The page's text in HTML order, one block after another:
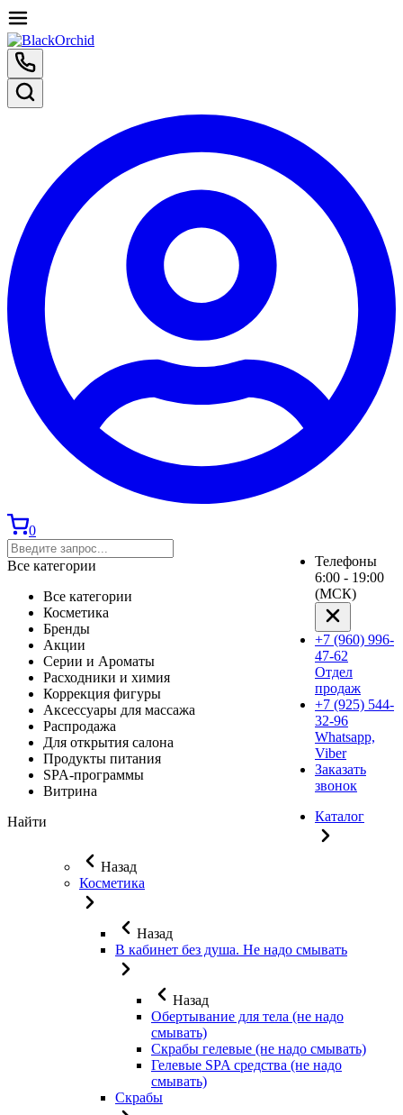
0
Все категории
Все категории
Косметика
Бренды
Акции
Серии и Ароматы
Расходники и химия
Коррекция фигуры
Аксессуары для массажа
Распродажа
Для открытия салона
Продукты питания
SPA-программы
Витрина
Найти
Телефоны
6:00 - 19:00
(МСК)
+7 (960) 996-
47-62
Отдел
продаж
+7 (925) 544-
32-96
Whatsapp,
Viber
Заказать
звонок
Каталог
Назад
Косметика
Назад
В кабинет без душа. Не надо смывать
Назад
Обертывание для тела (не надо
смывать)
Скрабы гелевые (не надо смывать)
Гелевые SPA средства (не надо
смывать)
Скрабы